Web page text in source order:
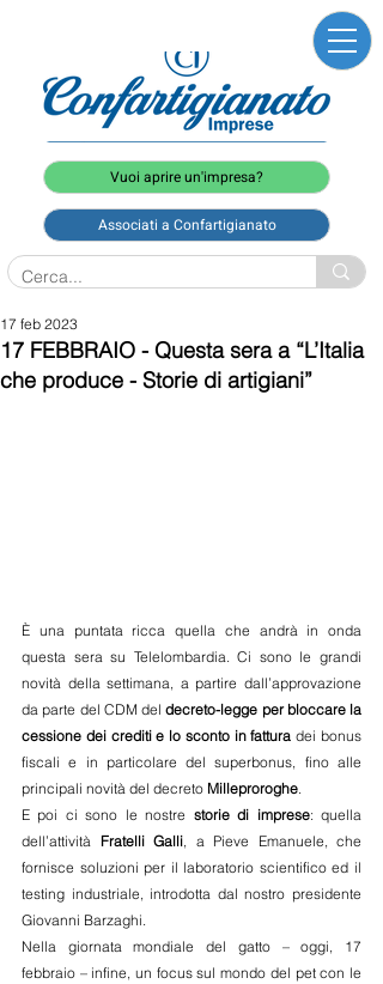
Vuoi aprire un'impresa?
Associati a Confartigianato
17 FEBBRAIO - Questa sera a “L’Italia
che produce - Storie di artigiani”
17 feb 2023
È una puntata ricca quella che andrà in onda
questa sera su Telelombardia. Ci sono le grandi
novità della settimana, a partire dall’approvazione
da parte del CDM del decreto-legge per bloccare la
cessione dei crediti e lo sconto in fattura dei bonus
fiscali e in particolare del superbonus, fino alle
principali novità del decreto Milleproroghe.
E poi ci sono le nostre storie di imprese: quella
dell’attività Fratelli Galli, a Pieve Emanuele, che
fornisce soluzioni per il laboratorio scientifico ed il
testing industriale, introdotta dal nostro presidente
Giovanni Barzaghi.
Nella giornata mondiale del gatto – oggi, 17
febbraio – infine, un focus sul mondo del pet con le